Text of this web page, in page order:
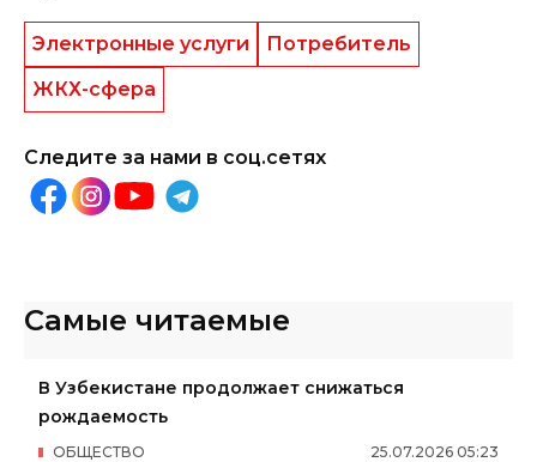
Электронные услуги
Потребитель
ЖКХ-сфера
Следите за нами в соц.сетях
Самые читаемые
В Узбекистане продолжает снижаться
рождаемость
25.07.2026 05:23
ОБЩЕСТВО